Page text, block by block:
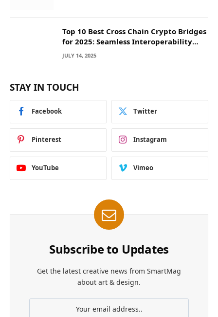
Top 10 Best Cross Chain Crypto Bridges
for 2025: Seamless Interoperability
Across Blockchain Networks
JULY 14, 2025
STAY IN TOUCH
Facebook Twitter
Pinterest Instagram
YouTube Vimeo
Subscribe to Updates
Get the latest creative news from SmartMag
about art & design.